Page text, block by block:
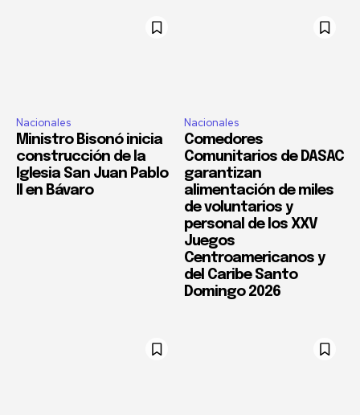
Nacionales
Ministro Bisonó inicia
construcción de la
Iglesia San Juan Pablo
II en Bávaro
Nacionales
Comedores
Comunitarios de DASAC
garantizan
alimentación de miles
de voluntarios y
personal de los XXV
Juegos
Centroamericanos y
del Caribe Santo
Domingo 2026